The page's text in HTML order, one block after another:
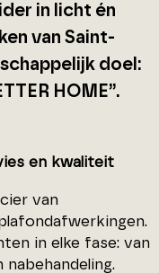
in licht én
van Saint-
doel:
HOME”.
en kwaliteit
van
in elke fase: van